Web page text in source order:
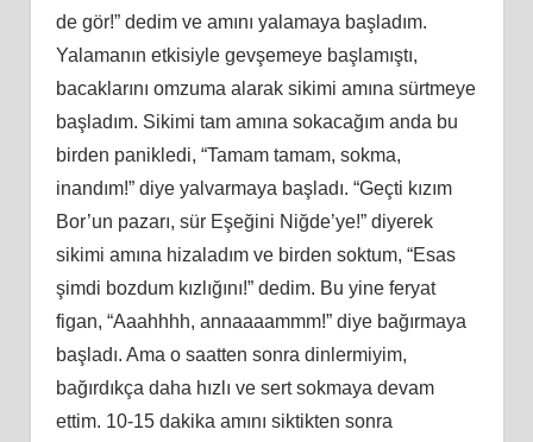
de gör!” dedim ve amını yalamaya başladım.
Yalamanın etkisiyle gevşemeye başlamıştı,
bacaklarını omzuma alarak sikimi amına sürtmeye
başladım. Sikimi tam amına sokacağım anda bu
birden panikledi, “Tamam tamam, sokma,
inandım!” diye yalvarmaya başladı. “Geçti kızım
Bor’un pazarı, sür Eşeğini Niğde’ye!” diyerek
sikimi amına hizaladım ve birden soktum, “Esas
şimdi bozdum kızlığını!” dedim. Bu yine feryat
figan, “Aaahhhh, annaaaammm!” diye bağırmaya
başladı. Ama o saatten sonra dinlermiyim,
bağırdıkça daha hızlı ve sert sokmaya devam
ettim. 10-15 dakika amını siktikten sonra